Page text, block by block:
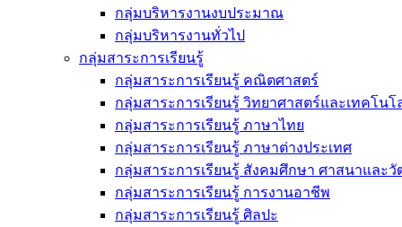
กลุ่มบริหารงานงบประมาณ
กลุ่มบริหารงานทั่วไป
กลุ่มสาระการเรียนรู้
กลุ่มสาระการเรียนรู้ คณิตศาสตร์
กลุ่มสาระการเรียนรู้ วิทยาศาสตร์และเทคโนโ
กลุ่มสาระการเรียนรู้ ภาษาไทย
กลุ่มสาระการเรียนรู้ ภาษาต่างประเทศ
กลุ่มสาระการเรียนรู้ สังคมศึกษา ศาสนาและ
กลุ่มสาระการเรียนรู้ การงานอาชีพ
กลุ่มสาระการเรียนรู้ ศิลปะ